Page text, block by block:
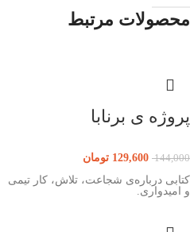
محصولات مرتبط
پروژه ی برنابا
144,000
129,600 تومان
کتابی درباره‌ی شجاعت، تلاش، کار تیمی
و امیدواری.